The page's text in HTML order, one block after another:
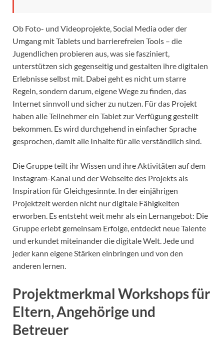
Ob Foto- und Videoprojekte, Social Media oder der
Umgang mit Tablets und barrierefreien Tools – die
Jugendlichen probieren aus, was sie fasziniert,
unterstützen sich gegenseitig und gestalten ihre digitalen
Erlebnisse selbst mit. Dabei geht es nicht um starre
Regeln, sondern darum, eigene Wege zu finden, das
Internet sinnvoll und sicher zu nutzen. Für das Projekt
haben alle Teilnehmer ein Tablet zur Verfügung gestellt
bekommen. Es wird durchgehend in einfacher Sprache
gesprochen, damit alle Inhalte für alle verständlich sind.
Die Gruppe teilt ihr Wissen und ihre Aktivitäten auf dem
Instagram-Kanal und der Webseite des Projekts als
Inspiration für Gleichgesinnte. In der einjährigen
Projektzeit werden nicht nur digitale Fähigkeiten
erworben. Es entsteht weit mehr als ein Lernangebot: Die
Gruppe erlebt gemeinsam Erfolge, entdeckt neue Talente
und erkundet miteinander die digitale Welt. Jede und
jeder kann eigene Stärken einbringen und von den
anderen lernen.
Projektmerkmal Workshops für
Eltern, Angehörige und
Betreuer